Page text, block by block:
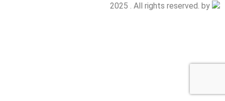
2025 . All rights reserved. by